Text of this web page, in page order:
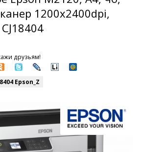
1200x2400dpi,
друзьям!
Epson_Z